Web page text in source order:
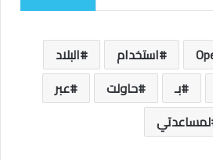
استخدام
البلاد
بـ حاولت
عبر
لمساعدتي